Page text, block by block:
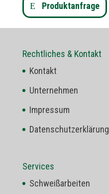
Produktanfrage
Rechtliches & Kontakt
Kontakt
Unternehmen
Impressum
Datenschutzerklärung
Services
Schweißarbeiten